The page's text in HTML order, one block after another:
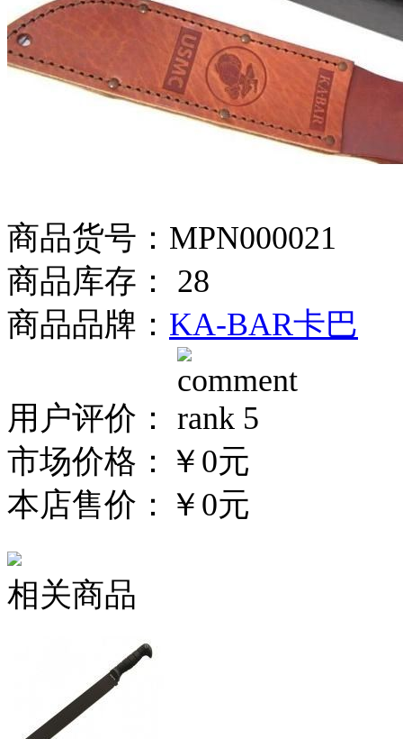
商品货号：MPN000021
商品库存： 28
商品品牌： KA-BAR卡巴
用户评价：
市场价格： ￥0元
本店售价： ￥0元
相关商品